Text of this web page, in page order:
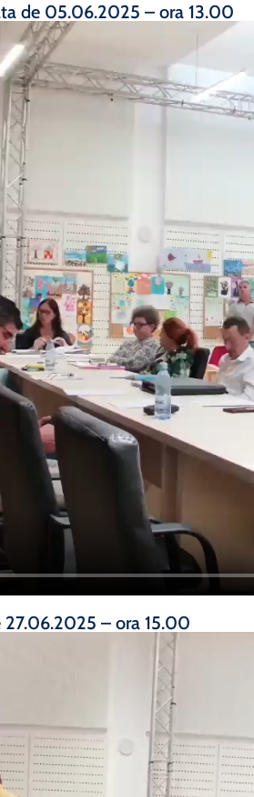
de 05.06.2025 – ora 13.00
27.06.2025 – ora 15.00